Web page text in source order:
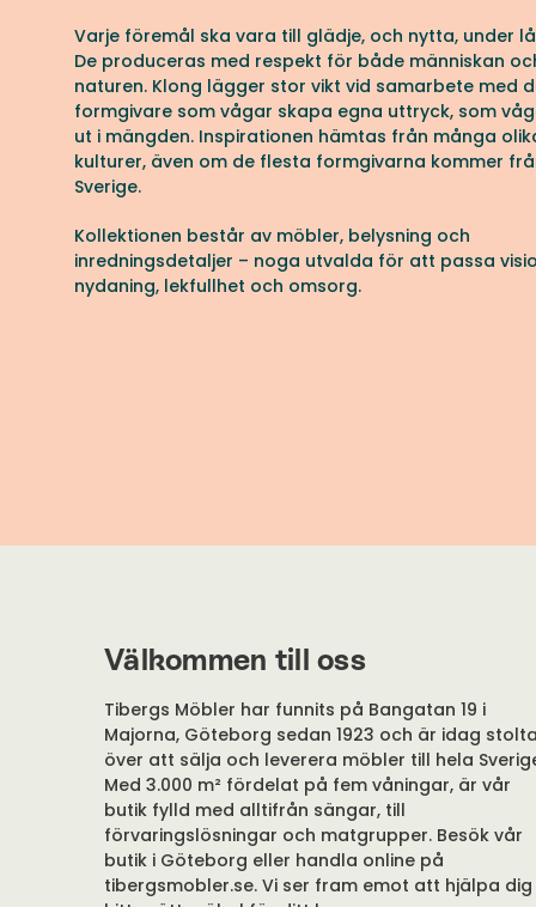
Varje föremål ska vara till glädje, och nytta, under
De produceras med respekt för både människan
naturen. Klong lägger stor vikt vid samarbete med
formgivare som vågar skapa egna uttryck, som
ut i mängden. Inspirationen hämtas från många
kulturer, även om de flesta formgivarna kommer
Sverige.
Kollektionen består av möbler, belysning och
inredningsdetaljer – noga utvalda för att passa
nydaning, lekfullhet och omsorg.
Välkommen till oss
Tibergs Möbler har funnits på Bangatan 19 i
Majorna, Göteborg sedan 1923 och är idag stolta
över att sälja och leverera möbler till hela
Med 3.000 m² fördelat på fem våningar, är vår
butik fylld med alltifrån sängar, till
förvaringslösningar och matgrupper. Besök vår
butik i Göteborg eller handla online på
tibergsmobler.se. Vi ser fram emot att hjälpa dig